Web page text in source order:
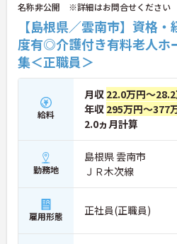
名称非公開 ※詳細はお問合せください
【島根県／雲南市】資格
度有◎介護付き有料老人ホ
集＜正職員＞
給料
月収 22.0万円～
年収 295万円～377
2.0ヵ月計算
勤務地
島根県 雲南市
ＪＲ木次線
雇用形態 正社員(正職員)